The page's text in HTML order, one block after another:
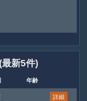
新5件)
年齢
詳細